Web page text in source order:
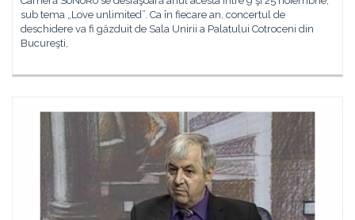
sub tema „Love unlimited”. Ca în fiecare an, concertul de
deschidere va fi găzduit de Sala Unirii a Palatului Cotroceni din
Bucureşti,